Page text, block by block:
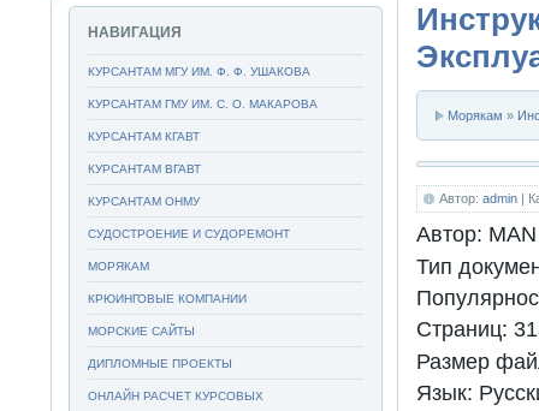
Морякам »
Автор:admin |
Автор:
Тип
Страниц:
Размер
Язык:
НАВИГАЦИЯ
КУРСАНТАМ МГУ ИМ. Ф. Ф. УШАКОВА
КУРСАНТАМ ГМУ ИМ. С. О. МАКАРОВА
КУРСАНТАМ КГАВТ
КУРСАНТАМ ВГАВТ
КУРСАНТАМ ОНМУ
СУДОСТРОЕНИЕ И СУДОРЕМОНТ
МОРЯКАМ
КРЮИНГОВЫЕ КОМПАНИИ
МОРСКИЕ САЙТЫ
ДИПЛОМНЫЕ ПРОЕКТЫ
ОНЛАЙН РАСЧЕТ КУРСОВЫХ